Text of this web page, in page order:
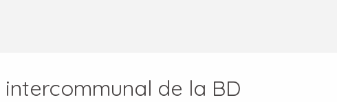
de la BD